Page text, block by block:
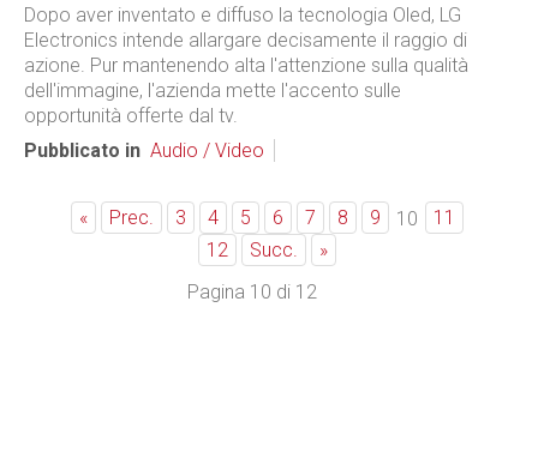
Dopo aver inventato e diffuso la tecnologia Oled, LG
Electronics intende allargare decisamente il raggio di
azione. Pur mantenendo alta l'attenzione sulla qualità
dell'immagine, l'azienda mette l'accento sulle
opportunità offerte dal tv.
Pubblicato in Audio / Video
« Prec. 3 4 5 6 7 8 9 10
11
12
Succ.
»
Pagina 10 di 12